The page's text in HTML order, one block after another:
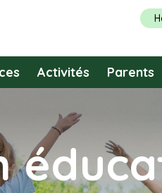
Activités Parents